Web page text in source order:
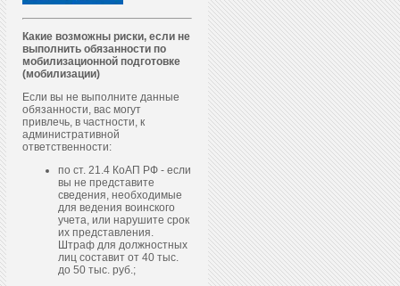
Какие возможны риски, если не
выполнить обязанности по
мобилизационной подготовке
(мобилизации)
Если вы не выполните данные
обязанности, вас могут
привлечь, в частности, к
административной
ответственности:
по ст. 21.4 КоАП РФ - если
вы не представите
сведения, необходимые
для ведения воинского
учета, или нарушите срок
их представления.
Штраф для должностных
лиц составит от 40 тыс.
до 50 тыс. руб.;